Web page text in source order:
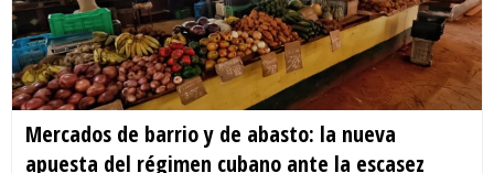
Mercados de barrio y de abasto: la nueva
apuesta del régimen cubano ante la escasez